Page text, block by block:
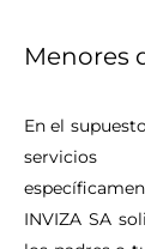
Menores
En el
INVIZA SA